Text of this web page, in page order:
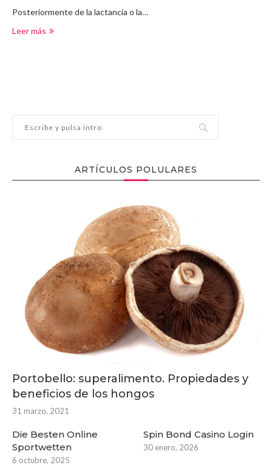
Posteriormente de la lactancia o la…
Leer más
ARTÍCULOS POLULARES
Portobello: superalimento. Propiedades y
beneficios de los hongos
31 marzo, 2021
Die Besten Online
Sportwetten
6 octubre, 2025
Spin Bond Casino Login
30 enero, 2026